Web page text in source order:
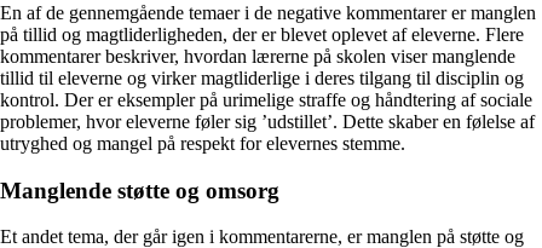
En af de gennemgående temaer i de negative kommentarer er manglen
på tillid og magtliderligheden, der er blevet oplevet af eleverne. Flere
kommentarer beskriver, hvordan lærerne på skolen viser manglende
tillid til eleverne og virker magtliderlige i deres tilgang til disciplin og
kontrol. Der er eksempler på urimelige straffe og håndtering af sociale
problemer, hvor eleverne føler sig ’udstillet’. Dette skaber en følelse af
utryghed og mangel på respekt for elevernes stemme.
Manglende støtte og omsorg
Et andet tema, der går igen i kommentarerne, er manglen på støtte og